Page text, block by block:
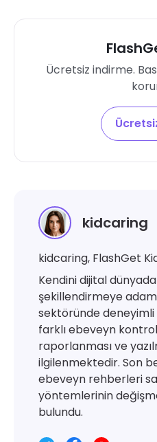
Ücretsiz indirme.
kidcaring
kidcaring, FlashGet
Kendini dijital
şekillendirmeye
sektöründe deneyimli
farklı ebeveyn
raporlanması ve
ilgilenmektedir. Son
ebeveyn rehberleri
yöntemlerinin
bulundu.